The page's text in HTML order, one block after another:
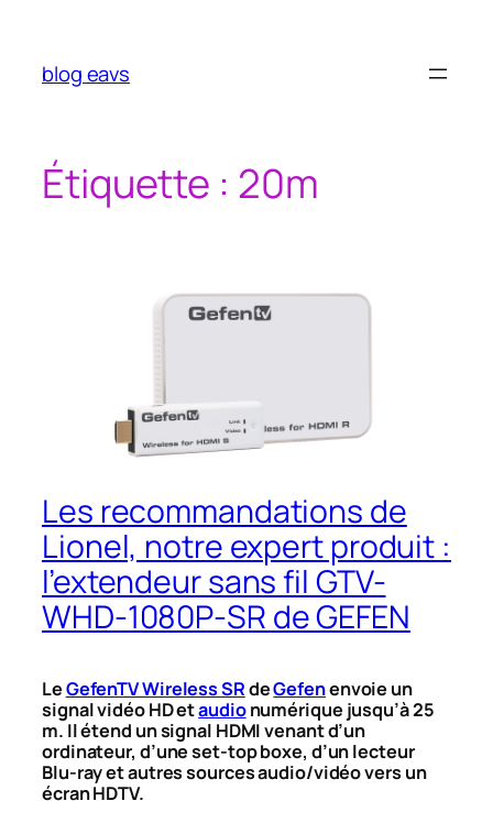
contenu
blog eavs
Étiquette : 20m
Les recommandations de
Lionel, notre expert produit :
l’extendeur sans fil GTV-
WHD-1080P-SR de GEFEN
LeGefenTV Wireless SRdeGefenenvoie un
signal vidéo HD etaudionumérique jusqu’à 25
m. Il étend un signal HDMI venant d’un
ordinateur, d’une set-top boxe, d’un lecteur
Blu-ray et autres sources audio/vidéo vers un
écran HDTV.